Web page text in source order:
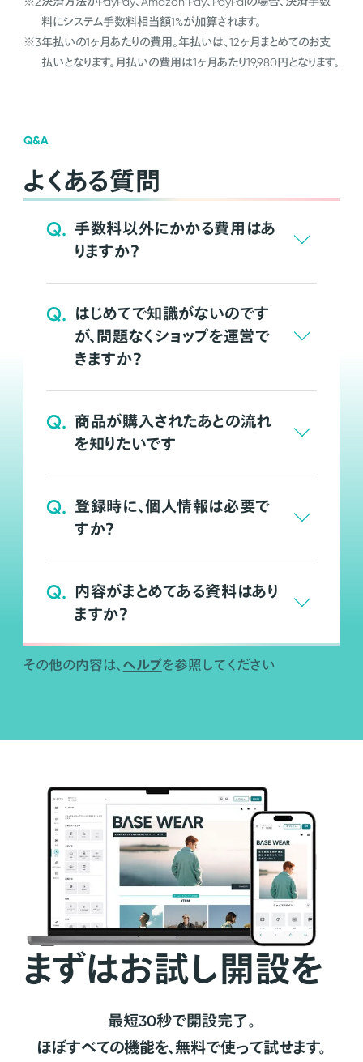
料にシステム手数料相当額1%が加算されます。
※3年払いの1ヶ月あたりの費用。年払いは、12ヶ月まとめてのお支
払いとなります。月払いの費用は1ヶ月あたり19,980円となります。
Q&A
よくある質問
Q. 手数料以外にかかる費用はあ
りますか？
Q. はじめてで知識がないのです
が、問題なくショップを運営で
きますか？
Q. 商品が購入されたあとの流れ
を知りたいです
Q. 登録時に、個人情報は必要で
すか？
Q. 内容がまとめてある資料はあり
ますか？
その他の内容は、 ヘルプを参照してください
まずはお試し開設を
最短30秒で開設完了。
ほぼすべての機能を、無料で使って試せます。